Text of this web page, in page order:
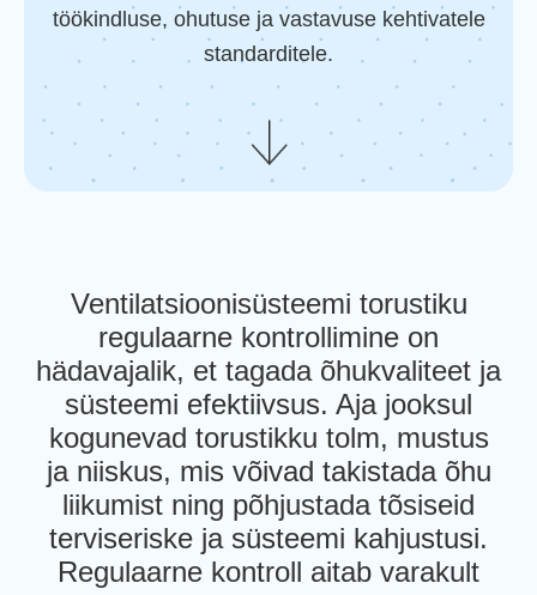
töökindluse, ohutuse ja vastavuse kehtivatele
standarditele.
Ventilatsioonisüsteemi torustiku
regulaarne kontrollimine on
hädavajalik, et tagada õhukvaliteet ja
süsteemi efektiivsus. Aja jooksul
kogunevad torustikku tolm, mustus
ja niiskus, mis võivad takistada õhu
liikumist ning põhjustada tõsiseid
terviseriske ja süsteemi kahjustusi.
Regulaarne kontroll aitab varakult